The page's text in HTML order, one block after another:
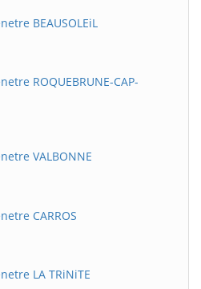
BEAUSOLEiL
ROQUEBRUNE-CAP-
VALBONNE
CARROS
LA TRiNiTE